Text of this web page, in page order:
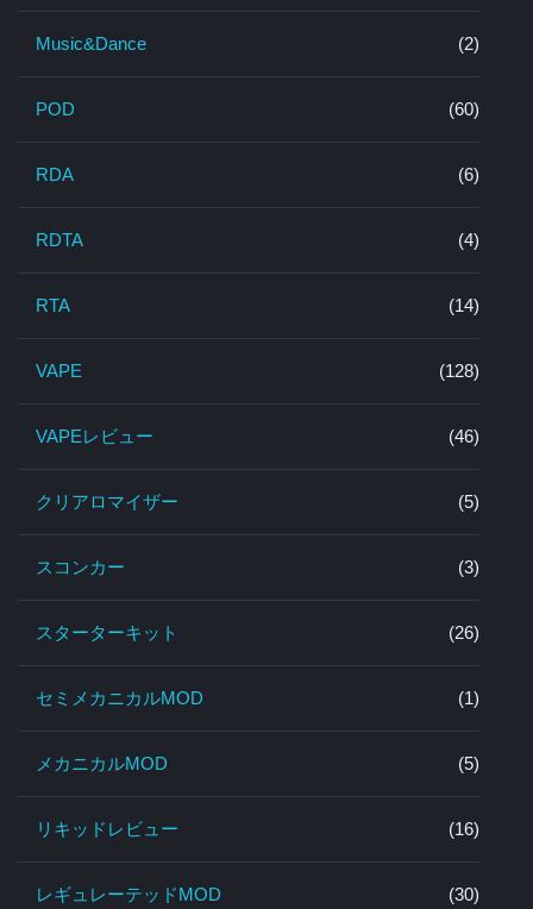
Music&Dance (2)
POD (60)
RDA (6)
RDTA (4)
RTA (14)
VAPE (128)
VAPEレビュー (46)
クリアロマイザー (5)
スコンカー (3)
スターターキット (26)
セミメカニカルMOD (1)
メカニカルMOD (5)
リキッドレビュー (16)
レギュレーテッドMOD (30)